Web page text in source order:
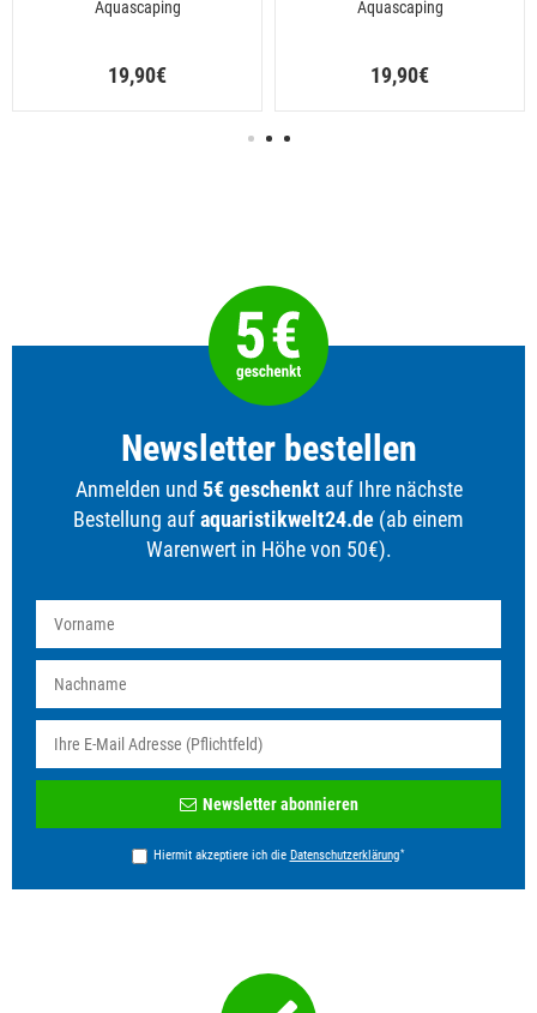
Aquascaping
19,90€
Aquascaping
19,90€
Newsletter bestellen
Anmelden und 5€ geschenktauf Ihre nächste
Bestellung aufaquaristikwelt24.de (ab einem
Warenwert in Höhe von 50€).
Honig
Newsletter abonnieren
Hiermit akzeptiere ich die Daten­schutz­erklärung*